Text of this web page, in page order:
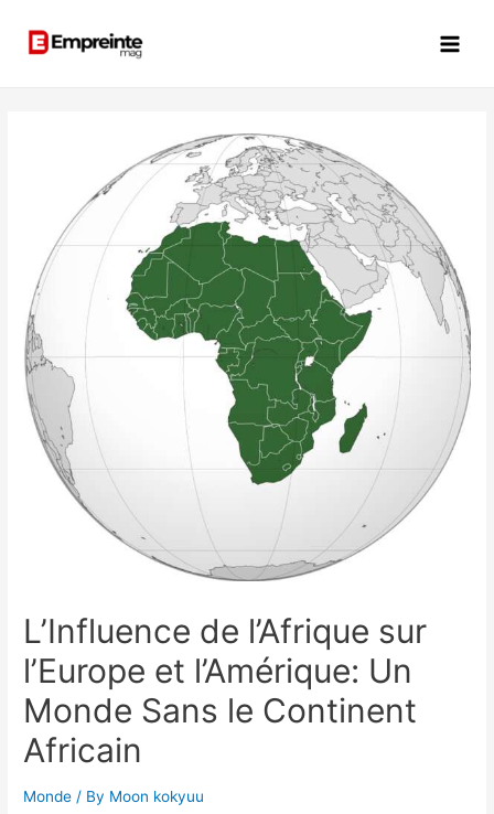
L’Influence de l’Afrique sur
l’Europe et l’Amérique: Un
Monde Sans le Continent
Africain
Monde / By Moon kokyuu